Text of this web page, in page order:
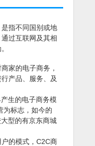
指不同国别或地
过互联网及其相
家的电子商务，
产品、服务、及
生的电子商务模
为标志，如今的
型的有京东商城
的模式，C2C商